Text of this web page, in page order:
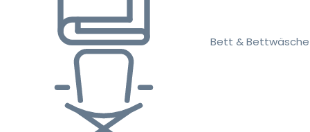
Bett & Bettwäsche